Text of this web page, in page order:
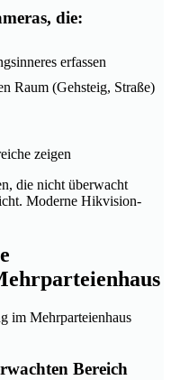
die:
erfassen
Raum (Gehsteig, Straße)
zeigen
die nicht überwacht
Moderne Hikvision-
im Mehrparteienhaus
Bereich